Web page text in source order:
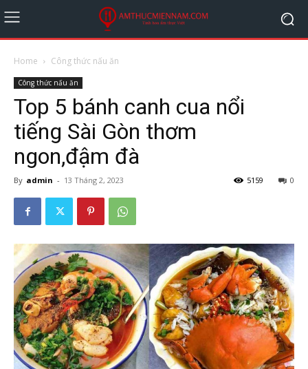
Home Công thức nấu ăn
Công thức nấu ăn
Top 5 bánh canh cua nổi
tiếng Sài Gòn thơm
ngon,đậm đà
By admin - 13 Tháng 2, 2023 0
5159